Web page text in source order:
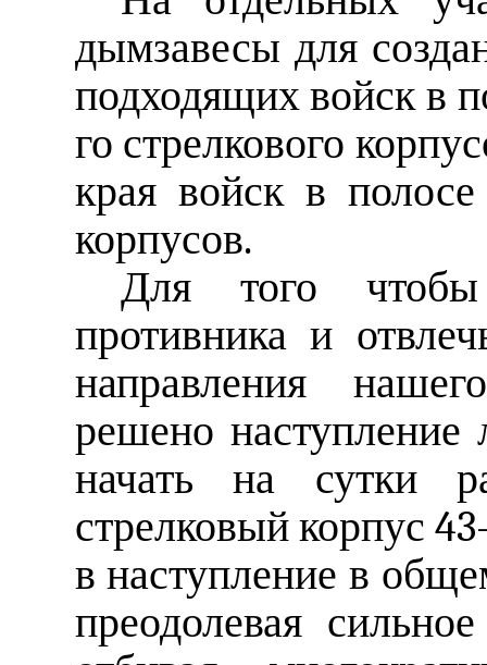
дымзавесы для
подходящих войск в
го стрелкового
края войск в
корпусов.
Для того
противника и
направления
решено
начать на сутки
стрелковый корпус
в наступление в
преодолевая